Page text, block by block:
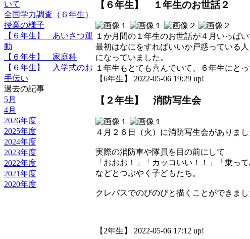
いて
全国学力調査（６年生）
授業の様子
【６年生】 あいさつ運
動
【６年生】 家庭科
【６年生】 入学式のお
手伝い
過去の記事
5月
4月
2026年度
2025年度
2024年度
2023年度
2022年度
2021年度
2020年度
【６年生】 １年生のお世話２
１か月間の１年生のお世話が４月いっぱい
最初はなにをすればいいか戸惑っている
になっていました。
１年生もとても喜んでいて、６年生にと
【6年生】 2022-05-06 19:29 up!
【２年生】 消防写生会
４月２６日（火）に消防写生会がありまし
実際の消防車や隊員を目の前にして
「おおお！」「カッコいい！！」「乗って
などとつぶやく子どもたち。
クレパスでのびのびと描くことができまし
【2年生】 2022-05-06 17:12 up!